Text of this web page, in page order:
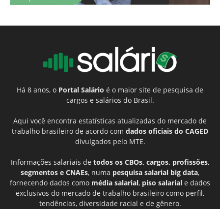
Há 8 anos, o Portal Salário é o maior site de pesquisa de
cargos e salários do Brasil.
Aqui você encontra estatísticas atualizadas do mercado de
trabalho brasileiro de acordo com dados oficiais do CAGED
divulgados pelo MTE.
Informações salariais de todos os CBOs, cargos, profissões,
segmentos e CNAEs, numa pesquisa salarial big data,
fornecendo dados como média salarial, piso salarial e dados
exclusivos do mercado de trabalho brasileiro como perfil,
tendências, diversidade racial e de gênero.